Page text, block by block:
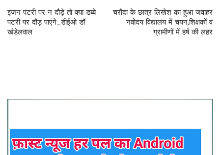
इंजन पटरी पर न दौड़े तो क्या डब्बे
पटरी पर दौड़ पाएंगे_डीईओ डॉ
खंडेलवाल
चरौदा के छात्र लिखेश का हुआ जवाहर
नवोदय विद्यालय में चयन,शिक्षकों व
ग्रामीणों में हर्ष की लहर